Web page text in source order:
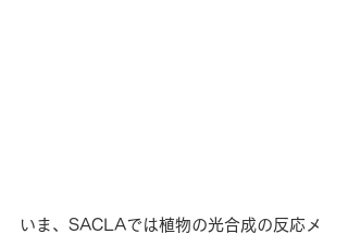
いま、SACLAでは植物の光合成の反応メ